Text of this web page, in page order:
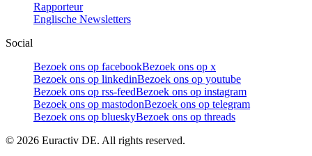
Rapporteur
Englische Newsletters
Social
Bezoek ons op facebookBezoek ons op x
Bezoek ons op linkedinBezoek ons op youtube
Bezoek ons op rss-feedBezoek ons op instagram
Bezoek ons op mastodonBezoek ons op telegram
Bezoek ons op blueskyBezoek ons op threads
© 2026 Euractiv DE. All rights reserved.